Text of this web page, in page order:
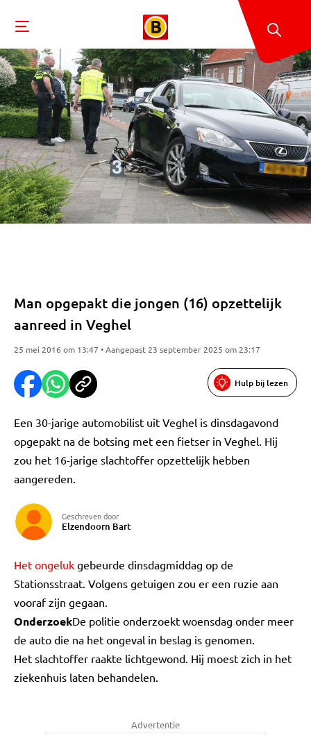
Man opgepakt die jongen (16) opzettelijk
aanreed in Veghel
25 mei 2016 om 13:47 • Aangepast 23 september 2025 om 23:17
Hulp bij lezen
Een 30-jarige automobilist uit Veghel is dinsdagavond
opgepakt na de botsing met een fietser in Veghel. Hij
zou het 16-jarige slachtoffer opzettelijk hebben
aangereden.
Geschreven door
Elzendoorn Bart
Het ongeluk gebeurde dinsdagmiddag op de
Stationsstraat. Volgens getuigen zou er een ruzie aan
vooraf zijn gegaan.
OnderzoekDe politie onderzoekt woensdag onder meer
de auto die na het ongeval in beslag is genomen.
Het slachtoffer raakte lichtgewond. Hij moest zich in het
ziekenhuis laten behandelen.
Advertentie